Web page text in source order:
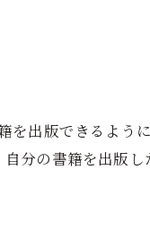
出版できるように
分の書籍を出版し